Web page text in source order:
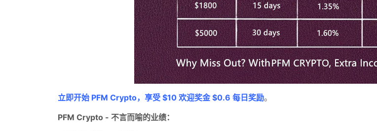
立即开始 PFM Crypto，享受 $10 欢迎奖金 $0.6 每日奖励。
PFM Crypto - 不言而喻的业绩：